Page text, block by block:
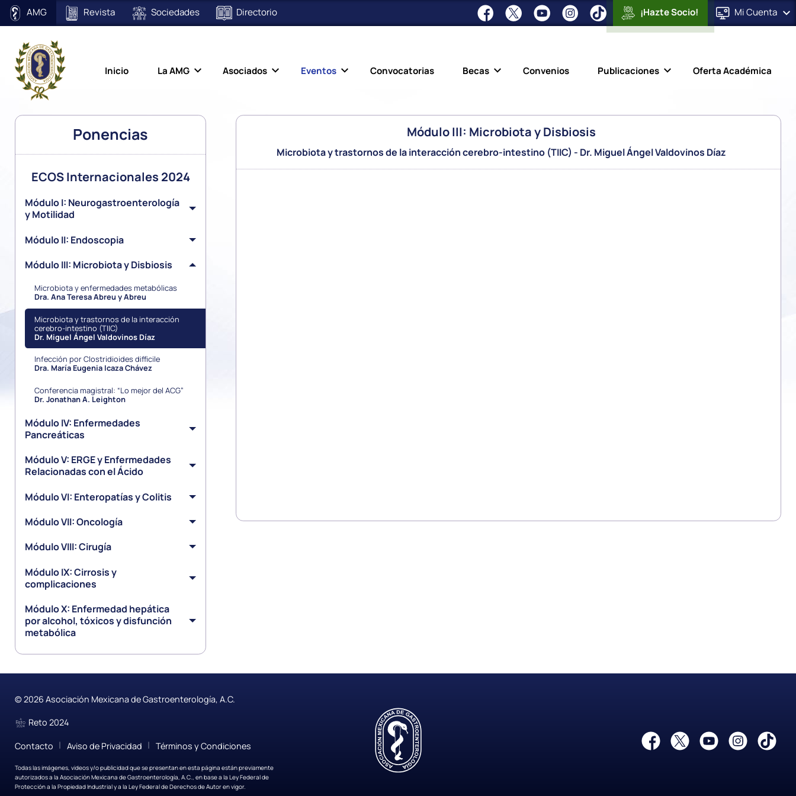
AMG Revista Sociedades Directorio ¡Hazte Socio! MiCuenta
Inicio La AMG Asociados Eventos Convocatorias Becas Convenios Publicaciones Oferta Académica
Ponencias
ECOS Internacionales 2024
Módulo I: Neurogastroenterología
y Motilidad
Módulo II: Endoscopia
Módulo III: Microbiota y Disbiosis
Microbiota y enfermedades metabólicas
Dra. Ana Teresa Abreu y Abreu
Microbiota y trastornos de la interacción
cerebro-intestino (TIIC)
Dr. Miguel Ángel Valdovinos Díaz
Infección por Clostridioides difficile
Dra. María Eugenia Icaza Chávez
Conferencia magistral: “Lo mejor del ACG”
Dr. Jonathan A. Leighton
Módulo IV: Enfermedades
Pancreáticas
Módulo V: ERGE y Enfermedades
Relacionadas con el Ácido
Módulo VI: Enteropatías y Colitis
Módulo VII: Oncología
Módulo VIII: Cirugía
Módulo IX: Cirrosis y
complicaciones
Módulo X: Enfermedad hepática
por alcohol, tóxicos y disfunción
metabólica
Módulo III: Microbiota y Disbiosis
Microbiota y trastornos de la interacción cerebro-intestino (TIIC) - Dr. Miguel Ángel Valdovinos Díaz
© 2026 Asociación Mexicana de Gastroenterología, A.C.
Reto 2024
Contacto | Aviso de Privacidad | Términos y Condiciones
Todas las imágenes, videos y/o publicidad que se presentan en esta página están previamente
autorizados a la Asociación Mexicana de Gastroenterología, A.C., en base a la Ley Federal de
Protección a la Propiedad Industrial y a la Ley Federal de Derechos de Autor en vigor.